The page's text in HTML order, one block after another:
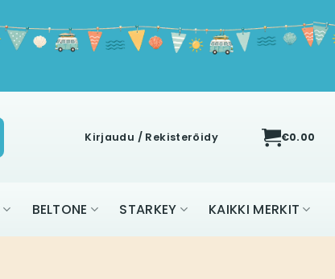
Kirjaudu / Rekisteröidy €0.00
BELTONE STARKEY KAIKKI MERKIT